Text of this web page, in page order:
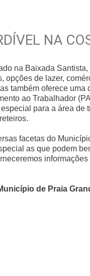
NA
na Baixada
opções de lazer,
também oferece
ao Trabalhador
para a área
facetas do
as que podem
de Praia